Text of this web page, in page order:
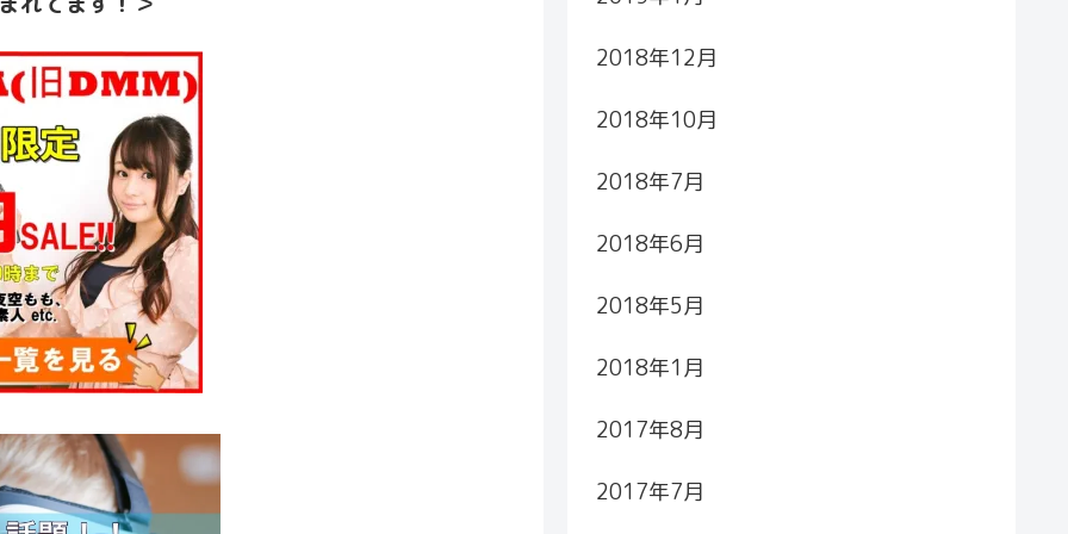
2018年12月
2018年10月
2018年7月
2018年6月
2018年5月
2018年1月
2017年8月
2017年7月